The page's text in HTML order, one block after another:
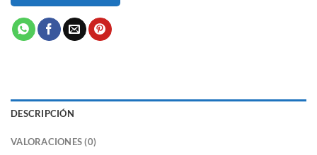
DESCRIPCIÓN
VALORACIONES (0)